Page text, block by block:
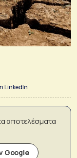
LinkedIn
αποτελέσματα
Google